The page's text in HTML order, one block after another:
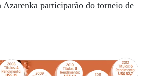
participarão do torneio de